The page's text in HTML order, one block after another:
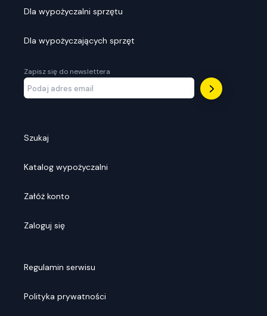
Dla wypożyczalni sprzętu
Dla wypożyczających sprzęt
Zapisz się do newslettera
Szukaj
Katalog wypożyczalni
Załóż konto
Zaloguj się
Regulamin serwisu
Polityka prywatności